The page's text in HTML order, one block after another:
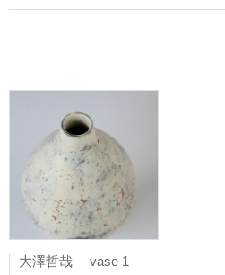
大澤哲哉 vase 1